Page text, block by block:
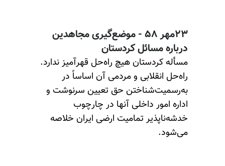
۲۳مهر ۵۸ - موضع‌گیری مجاهدین
درباره مسائل کردستان
مسأله کردستان هیچ راه‌حل قهرآمیز ندارد.
راه‌حل انقلابی و مردمی آن اساساً در
به‌رسمیت‌شناختن حق تعیین سرنوشت و
اداره امور داخلی آنها در چارچوب
خدشه‌ناپذیر تمامیت ارضی ایران خلاصه
می‌شود.